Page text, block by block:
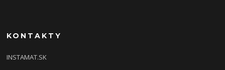
KONTAKTY
INSTAMAT.SK